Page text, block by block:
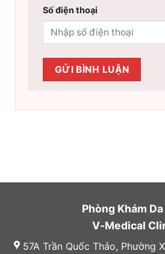
Số điện thoại
Phòng Khám
V-Medical
57A Trần Quốc Thảo, Phường